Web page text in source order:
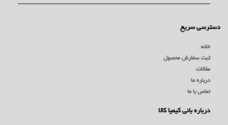
دسترسی سریع
خانه
ثبت سفارش محصول
مقالات
درباره ما
تماس با ما
درباره بانی کیمیا کالا